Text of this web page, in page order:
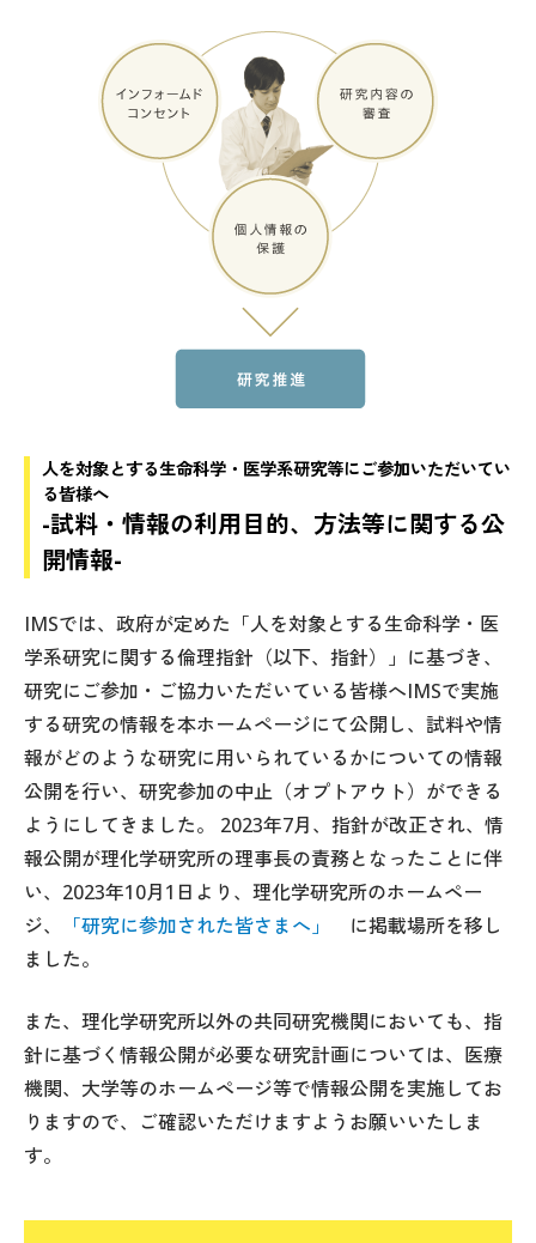
人を対象とする生命科学・医学系研究等にご参加いただいてい
る皆様へ
-試料・情報の利用目的、方法等に関する公
開情報-
IMSでは、政府が定めた「人を対象とする生命科学・医
学系研究に関する倫理指針（以下、指針）」に基づき、
研究にご参加・ご協力いただいている皆様へIMSで実施
する研究の情報を本ホームページにて公開し、試料や情
報がどのような研究に用いられているかについての情報
公開を行い、研究参加の中止（オプトアウト）ができる
ようにしてきました。 2023年7月、指針が改正され、情
報公開が理化学研究所の理事長の責務となったことに伴
い、2023年10月1日より、理化学研究所のホームペー
ジ、
「研究に参加された皆さまへ」
に掲載場所を移し
ました。
また、理化学研究所以外の共同研究機関においても、指
針に基づく情報公開が必要な研究計画については、医療
機関、大学等のホームページ等で情報公開を実施してお
りますので、ご確認いただけますようお願いいたしま
す。